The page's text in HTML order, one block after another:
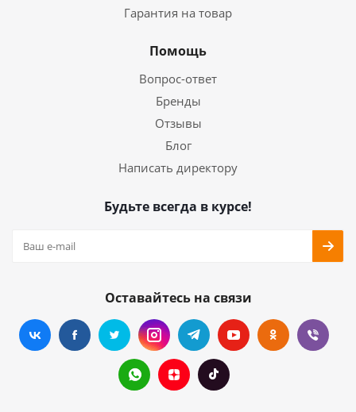
Гарантия на товар
Помощь
Вопрос-ответ
Бренды
Отзывы
Блог
Написать директору
Будьте всегда в курсе!
Оставайтесь на связи